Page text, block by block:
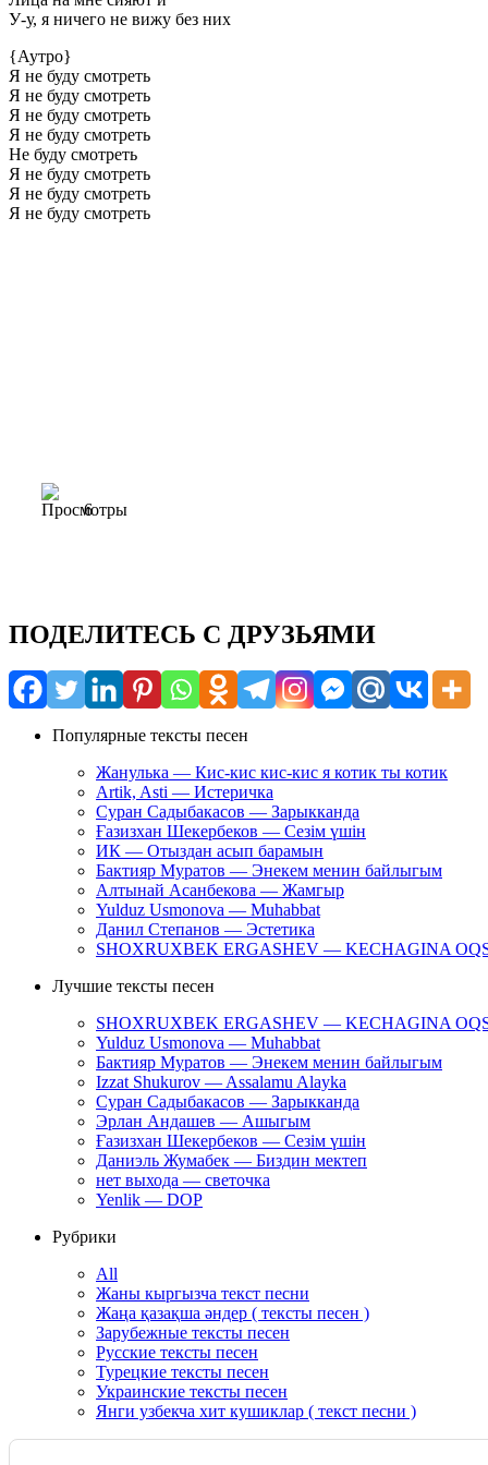
У-у, я ничего не вижу без них
{Аутро}
Я не буду смотреть
Я не буду смотреть
Я не буду смотреть
Я не буду смотреть
Не буду смотреть
Я не буду смотреть
Я не буду смотреть
Я не буду смотреть
6
ПОДЕЛИТЕСЬ С ДРУЗЬЯМИ
Популярные тексты песен
Жанулька — Кис-кис кис-кис я котик ты котик
Artik, Asti — Истеричка
Суран Садыбакасов — Зарыкканда
Ғазизхан Шекербеков — Сезім үшін
ИК — Отыздан асып барамын
Бактияр Муратов — Энекем менин байлыгым
Алтынай Асанбекова — Жамгыр
Yulduz Usmonova — Muhabbat
Данил Степанов — Эстетика
SHOXRUXBEK ERGASHEV — KECHAGINA
Лучшие тексты песен
SHOXRUXBEK ERGASHEV — KECHAGINA
Yulduz Usmonova — Muhabbat
Бактияр Муратов — Энекем менин байлыгым
Izzat Shukurov — Assalamu Alayka
Суран Садыбакасов — Зарыкканда
Эрлан Андашев — Ашыгым
Ғазизхан Шекербеков — Сезім үшін
Даниэль Жумабек — Биздин мектеп
нет выхода — светочка
Yenlik — DOP
Рубрики
All
Жаны кыргызча текст песни
Жаңа қазақша әндер ( тексты песен )
Зарубежные тексты песен
Русские тексты песен
Турецкие тексты песен
Украинские тексты песен
Янги узбекча хит кушиклар ( текст песни )